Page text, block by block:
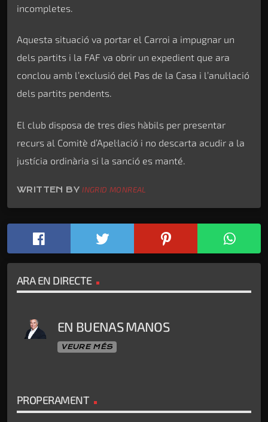
incompletes.
Aquesta situació va portar el Carroi a impugnar un
dels partits i la FAF va obrir un expedient que ara
conclou amb l’exclusió del Pas de la Casa i l’anul·lació
dels partits pendents.
El club disposa de tres dies hàbils per presentar
recurs al Comitè d’Apel·lació i no descarta acudir a la
justícia ordinària si la sanció es manté.
WRITTEN BYINGRID MONREAL
ARA EN DIRECTE
EN BUENAS MANOS
VEURE MÉS
PROPERAMENT